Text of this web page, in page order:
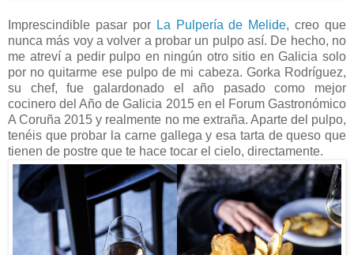
Imprescindible pasar por La Pulpería de Melide, creo que
nunca más voy a volver a probar un pulpo así. De hecho, no
me atreví a pedir pulpo en ningún otro sitio en Galicia solo
por no quitarme ese pulpo de mi cabeza. Gorka Rodríguez,
su chef, fue galardonado el año pasado como mejor
cocinero del Año de Galicia 2015 en el Forum Gastronómico
A Coruña 2015 y realmente no me extraña. Aparte del pulpo,
tenéis que probar la carne gallega y esa tarta de queso que
tienen de postre que te hace tocar el cielo, directamente.